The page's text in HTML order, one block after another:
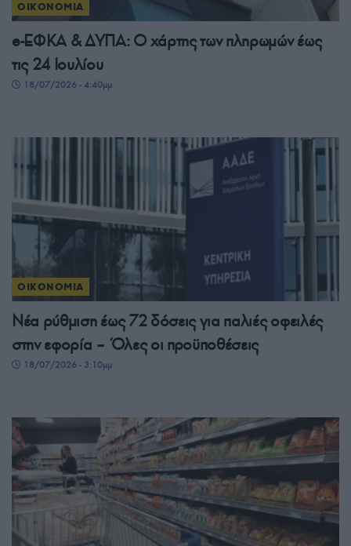
ΟΙΚΟΝΟΜΙΑ
e-ΕΦΚΑ & ΔΥΠΑ: Ο χάρτης των πληρωμών έως
τις 24 Ιουλίου
18/07/2026 - 4:40μμ
ΟΙΚΟΝΟΜΙΑ
Νέα ρύθμιση έως 72 δόσεις για παλιές οφειλές
στην εφορία – Όλες οι προϋποθέσεις
18/07/2026 - 3:10μμ